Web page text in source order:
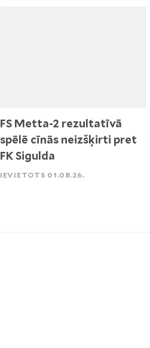
FS Metta-2 rezultatīvā
spēlē cīnās neizšķirti pret
FK Sigulda
IEVIETOTS 01.08.26.